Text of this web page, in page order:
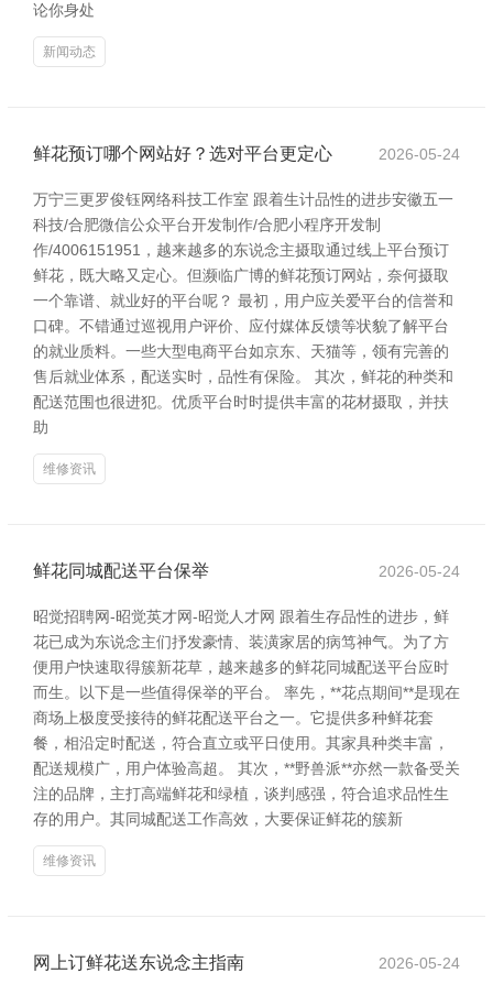
论你身处
新闻动态
鲜花预订哪个网站好？选对平台更定心 2026-05-24
万宁三更罗俊钰网络科技工作室 跟着生计品性的进步安徽五一
科技/合肥微信公众平台开发制作/合肥小程序开发制
作/4006151951，越来越多的东说念主摄取通过线上平台预订
鲜花，既大略又定心。但濒临广博的鲜花预订网站，奈何摄取
一个靠谱、就业好的平台呢？ 最初，用户应关爱平台的信誉和
口碑。不错通过巡视用户评价、应付媒体反馈等状貌了解平台
的就业质料。一些大型电商平台如京东、天猫等，领有完善的
售后就业体系，配送实时，品性有保险。 其次，鲜花的种类和
配送范围也很进犯。优质平台时时提供丰富的花材摄取，并扶
助
维修资讯
鲜花同城配送平台保举 2026-05-24
昭觉招聘网-昭觉英才网-昭觉人才网 跟着生存品性的进步，鲜
花已成为东说念主们抒发豪情、装潢家居的病笃神气。为了方
便用户快速取得簇新花草，越来越多的鲜花同城配送平台应时
而生。以下是一些值得保举的平台。 率先，**花点期间**是现在
商场上极度受接待的鲜花配送平台之一。它提供多种鲜花套
餐，相沿定时配送，符合直立或平日使用。其家具种类丰富，
配送规模广，用户体验高超。 其次，**野兽派**亦然一款备受关
注的品牌，主打高端鲜花和绿植，谈判感强，符合追求品性生
存的用户。其同城配送工作高效，大要保证鲜花的簇新
维修资讯
网上订鲜花送东说念主指南 2026-05-24